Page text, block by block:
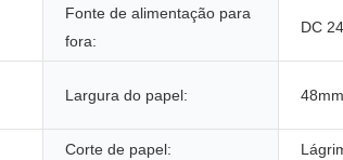
Fonte de alimentação para
fora:
DC
Largura do papel:
Corte de papel: